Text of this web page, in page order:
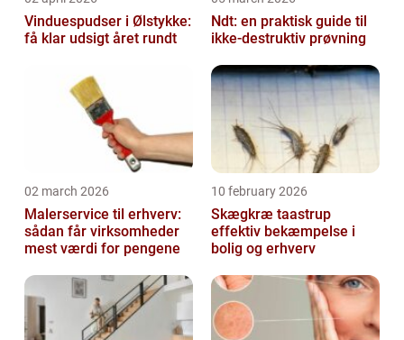
Vinduespudser i Ølstykke:
få klar udsigt året rundt
Ndt: en praktisk guide til
ikke-destruktiv prøvning
02 march 2026
Malerservice til erhverv:
sådan får virksomheder
mest værdi for pengene
10 february 2026
Skægkræ taastrup
effektiv bekæmpelse i
bolig og erhverv